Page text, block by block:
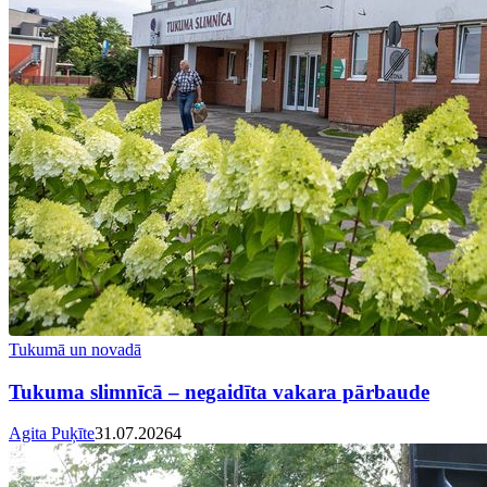
Tukumā un novadā
Tukuma slimnīcā – negaidīta vakara pārbaude
Agita Puķīte31.07.20264